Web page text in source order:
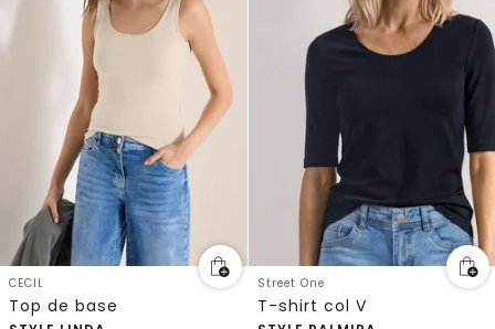
CECIL
Top de base
Street One
T-shirt col V